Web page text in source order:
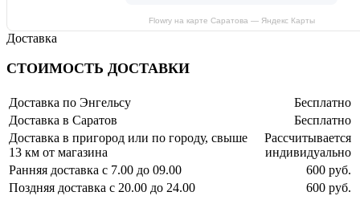
Flowry на карте Саратова — Яндекс Карты
Доставка
СТОИМОСТЬ ДОСТАВКИ
Доставка по Энгельсу
Бесплатно
Доставка в Саратов
Бесплатно
Доставка в пригород или по городу, свыше
13 км от магазина
Рассчитывается
индивидуально
Ранняя доставка с 7.00 до 09.00
600 руб.
Поздняя доставка с 20.00 до 24.00
600 руб.